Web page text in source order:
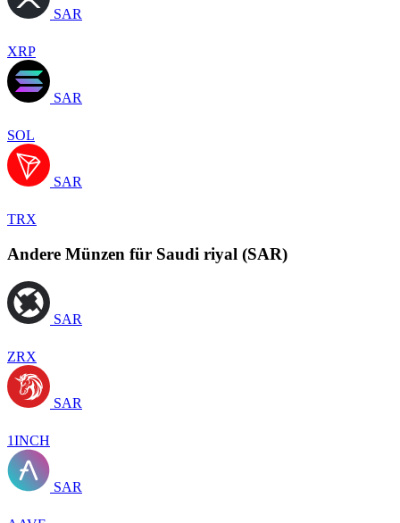
SAR
XRP
SAR
SOL
SAR
TRX
Andere Münzen für Saudi riyal (SAR)
SAR
ZRX
SAR
1INCH
SAR